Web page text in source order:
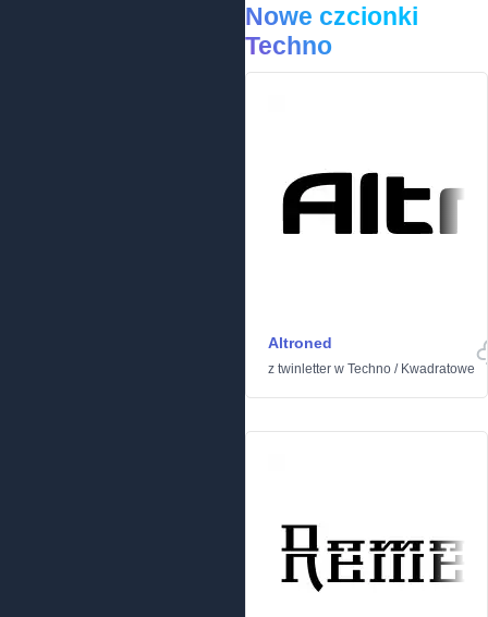
Nowe czcionki
Techno
Altroned
z twinletter w Techno / Kwadratowe